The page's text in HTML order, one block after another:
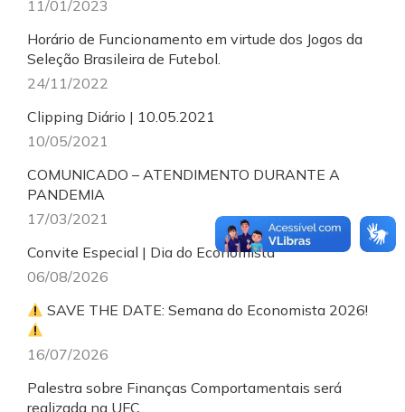
11/01/2023
Horário de Funcionamento em virtude dos Jogos da
Seleção Brasileira de Futebol.
24/11/2022
Clipping Diário | 10.05.2021
10/05/2021
COMUNICADO – ATENDIMENTO DURANTE A
PANDEMIA
17/03/2021
Convite Especial | Dia do Economista
06/08/2026
SAVE THE DATE: Semana do Economista 2026!
16/07/2026
Palestra sobre Finanças Comportamentais será
realizada na UFC